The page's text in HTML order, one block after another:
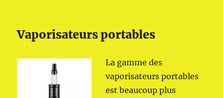
Vaporisateurs portables
La gamme des
vaporisateurs portables
est beaucoup plus